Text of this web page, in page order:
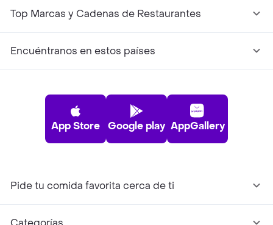
Top Marcas y Cadenas de Restaurantes
Encuéntranos en estos países
App Store Google play AppGallery
Pide tu comida favorita cerca de ti